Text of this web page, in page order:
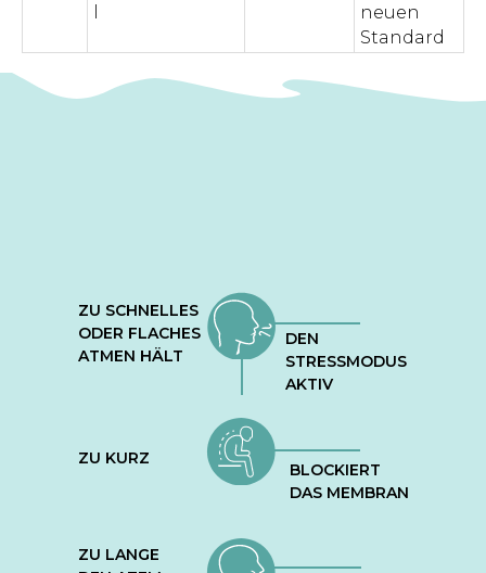
neuen
Standard
DEN
STRESSMODUS
AKTIV
BLOCKIERT
DAS MEMBRAN
ZU SCHNELLES
ODER FLACHES
ATMEN HÄLT
ZU KURZ
ZU LANGE